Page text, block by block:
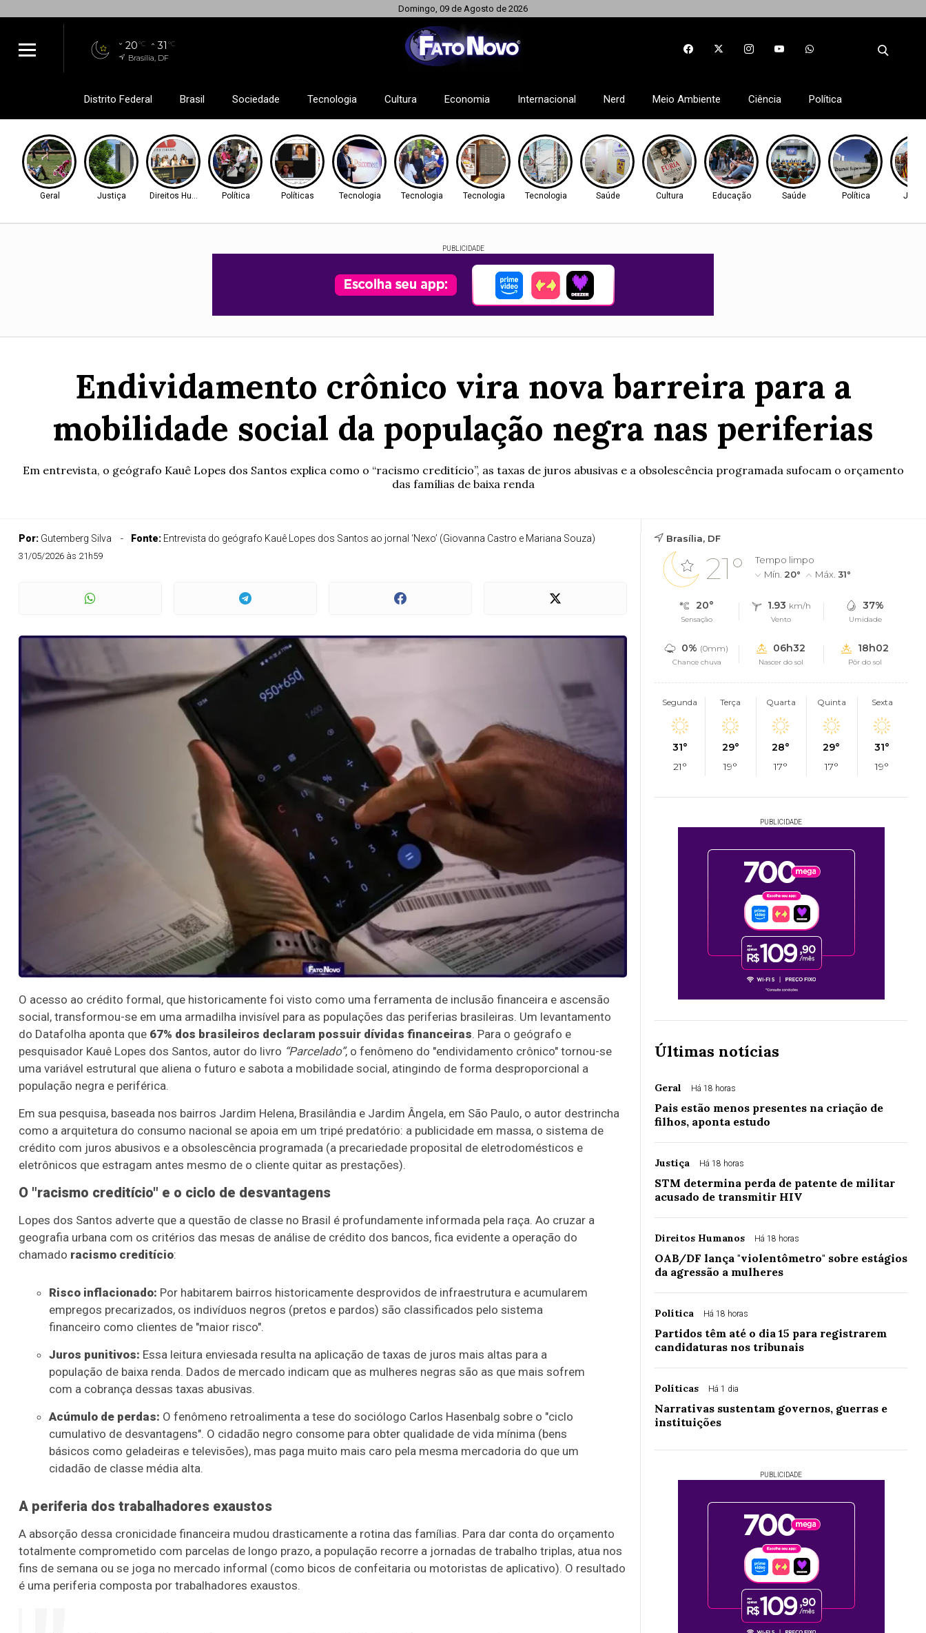
Domingo, 09 de Agosto de 2026
20°C 31 °C
Brasília, DF
Distrito Federal Brasil Sociedade Tecnologia Cultura Economia Internacional Nerd Meio Ambiente Ciência Política
Geral Justiça Direitos Humanos Política Políticas Tecnologia Tecnologia Tecnologia Tecnologia Saúde Cultura Educação Saúde Política
PUBLICIDADE
Endividamento crônico vira nova barreira para a
mobilidade social da população negra nas periferias
Em entrevista, o geógrafo Kauê Lopes dos Santos explica como o “racismo creditício”, as taxas de juros abusivas e a obsolescência programada sufocam o orçamento
das famílias de baixa renda
Por: Gutemberg Silva Fonte: Entrevista do geógrafo Kauê Lopes dos Santos ao jornal ‘Nexo’ (Giovanna Castro e Mariana Souza)
31/05/2026 às 21h59
O acesso ao crédito formal, que historicamente foi visto como uma ferramenta de inclusão financeira e ascensão
social, transformou-se em uma armadilha invisível para as populações das periferias brasileiras. Um levantamento
do Datafolha aponta que 67% dos brasileiros declaram possuir dívidas financeiras. Para o geógrafo e
pesquisador Kauê Lopes dos Santos, autor do livro “Parcelado”, o fenômeno do "endividamento crônico" tornou-se
uma variável estrutural que aliena o futuro e sabota a mobilidade social, atingindo de forma desproporcional a
população negra e periférica.
Em sua pesquisa, baseada nos bairros Jardim Helena, Brasilândia e Jardim Ângela, em São Paulo, o autor destrincha
como a arquitetura do consumo nacional se apoia em um tripé predatório: a publicidade em massa, o sistema de
crédito com juros abusivos e a obsolescência programada (a precariedade proposital de eletrodomésticos e
eletrônicos que estragam antes mesmo de o cliente quitar as prestações).
O "racismo creditício" e o ciclo de desvantagens
Lopes dos Santos adverte que a questão de classe no Brasil é profundamente informada pela raça. Ao cruzar a
geografia urbana com os critérios das mesas de análise de crédito dos bancos, fica evidente a operação do
chamado racismo creditício:
Risco inflacionado: Por habitarem bairros historicamente desprovidos de infraestrutura e acumularem
empregos precarizados, os indivíduos negros (pretos e pardos) são classificados pelo sistema
financeiro como clientes de "maior risco".
Juros punitivos: Essa leitura enviesada resulta na aplicação de taxas de juros mais altas para a
população de baixa renda. Dados de mercado indicam que as mulheres negras são as que mais sofrem
com a cobrança dessas taxas abusivas.
Acúmulo de perdas: O fenômeno retroalimenta a tese do sociólogo Carlos Hasenbalg sobre o "ciclo
cumulativo de desvantagens". O cidadão negro consome para obter qualidade de vida mínima (bens
básicos como geladeiras e televisões), mas paga muito mais caro pela mesma mercadoria do que um
cidadão de classe média alta.
A periferia dos trabalhadores exaustos
A absorção dessa cronicidade financeira mudou drasticamente a rotina das famílias. Para dar conta do orçamento
totalmente comprometido com parcelas de longo prazo, a população recorre a jornadas de trabalho triplas, atua nos
fins de semana ou se joga no mercado informal (como bicos de confeitaria ou motoristas de aplicativo). O resultado
é uma periferia composta por trabalhadores exaustos.
Brasília, DF
21°
Tempo limpo
Mín. 20° Máx. 31°
20°
Sensação
1.93 km/h
Vento
37%
Umidade
0% (0mm)
Chance chuva
06h32
Nascer do sol
18h02
Pôr do sol
Segunda
31°
21°
Terça
29°
19°
Quarta
28°
17°
Quinta
29°
17°
Sexta
31°
19°
PUBLICIDADE
Últimas notícias
Geral Há 18 horas
Pais estão menos presentes na criação de
filhos, aponta estudo
Justiça Há 18 horas
STM determina perda de patente de militar
acusado de transmitir HIV
Direitos Humanos Há 18 horas
OAB/DF lança "violentômetro" sobre estágios
da agressão a mulheres
Política Há 18 horas
Partidos têm até o dia 15 para registrarem
candidaturas nos tribunais
Políticas Há 1 dia
Narrativas sustentam governos, guerras e
instituições
PUBLICIDADE